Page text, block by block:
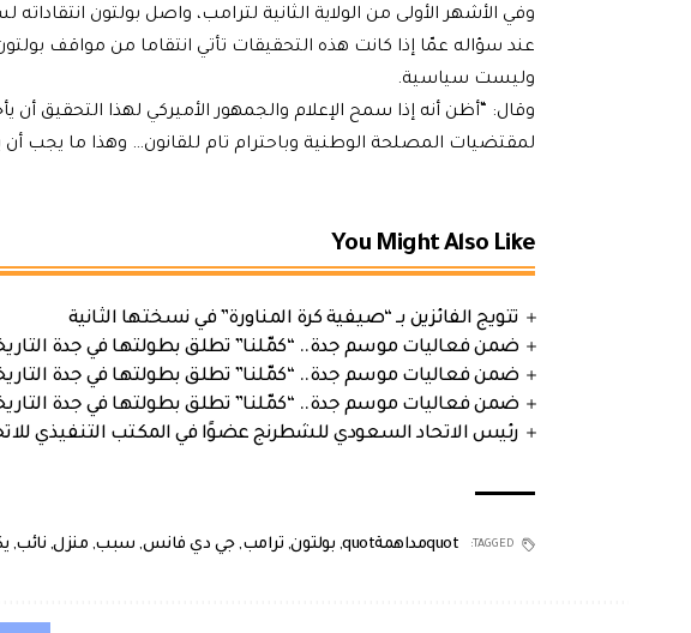
وفي الأشهر الأولى من الولاية الثانية لترامب، واصل بولتون
عند سؤاله عمّا إذا كانت هذه التحقيقات تأتي انتقاما من مواقف
وليست سياسية.
وقال: “أظن أنه إذا سمح الإعلام والجمهور الأميركي لهذا التحقيق أن
لمقتضيات المصلحة الوطنية وباحترام تام للقانون… وهذا ما يجب أن
You Might Also Like
تتويج الفائزين بـ “صيفية كرة المناورة” في نسختها الثانية
ضمن فعاليات موسم جدة.. “كمّلنا” تطلق بطولتها في جدة التاريخية بجوائز
ضمن فعاليات موسم جدة.. “كمّلنا” تطلق بطولتها في جدة التاريخية بجوائز
ضمن فعاليات موسم جدة.. “كمّلنا” تطلق بطولتها في جدة التاريخية بجوائز
رئيس الاتحاد السعودي للشطرنج عضوًا في المكتب التنفيذي
TAGGED: quotمداهمةquot , بولتون, ترامب,جي دي فانس, سبب, منزل, نائب,